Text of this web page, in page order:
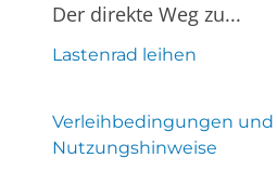
Der direkte Weg zu...
Lastenrad leihen
Verleihbedingungen und
Nutzungshinweise